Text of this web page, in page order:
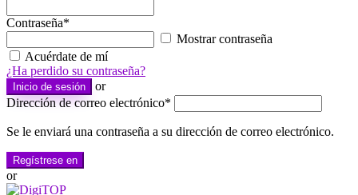
Contraseña*
Mostrar contraseña
Acuérdate de mí
¿Ha perdido su contraseña?
Inicio de sesión
or
Dirección de correo electrónico*
Se le enviará una contraseña a su dirección de correo electrónico.
Regístrese en
or